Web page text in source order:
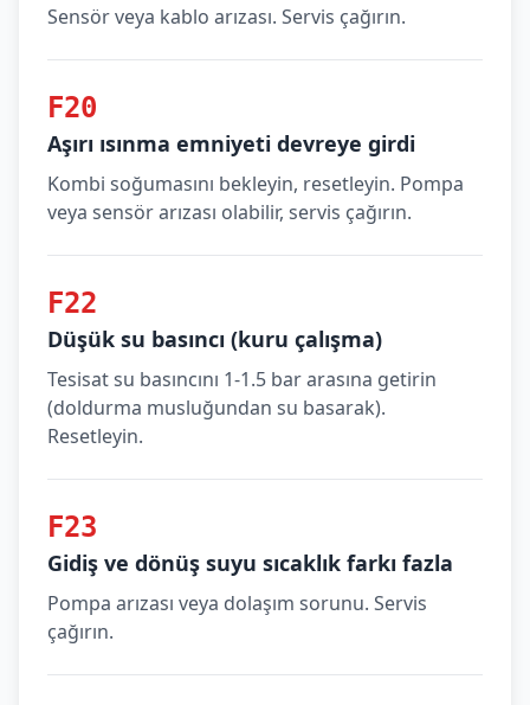
Sensör veya kablo arızası. Servis çağırın.
F20
Aşırı ısınma emniyeti devreye girdi
Kombi soğumasını bekleyin, resetleyin. Pompa
veya sensör arızası olabilir, servis çağırın.
F22
Düşük su basıncı (kuru çalışma)
Tesisat su basıncını 1-1.5 bar arasına getirin
(doldurma musluğundan su basarak).
Resetleyin.
F23
Gidiş ve dönüş suyu sıcaklık farkı fazla
Pompa arızası veya dolaşım sorunu. Servis
çağırın.